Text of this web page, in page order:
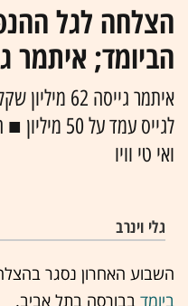
הצלחה לגל
הביומד; איתמר גייסה
איתמר גייסה
לגייס עמד
ואי טי וויו
גלי וינרב
השבוע האחרון נסגר
ביומד בבורסה בתל אביב.